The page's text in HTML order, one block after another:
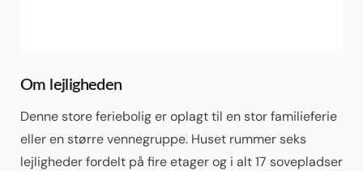
Om lejligheden
Denne store feriebolig er oplagt til en stor familieferie
eller en større vennegruppe. Huset rummer seks
lejligheder fordelt på fire etager og i alt 17 sovepladser